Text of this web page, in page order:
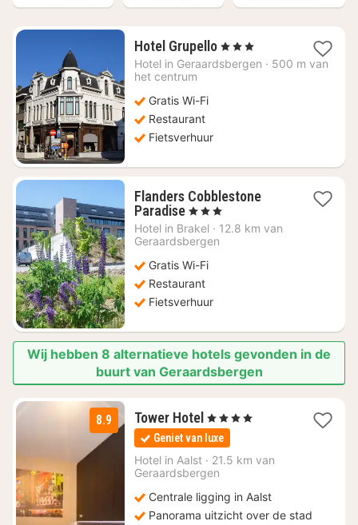
Hotel Grupello1
nacht
vanaf
, 3 Sterren
Hotel in Geraardsbergen · 500 m van
het centrum
Gratis Wi-Fi
Restaurant
Fietsverhuur
Flanders Cobblestone
Paradise1
nacht
vanaf
135,81
, 3 Sterren
Hotel in Brakel · 12.8 km van
Geraardsbergen
Gratis Wi-Fi
Restaurant
Fietsverhuur
Wij hebben 8 alternatieve hotels gevonden in de
buurt van Geraardsbergen
8.9 Tower Hotel 1
nacht
vanaf
€
100
, 4 Sterren
Geniet van luxe
Hotel in Aalst · 21.5 km van
Geraardsbergen
Centrale ligging in Aalst
Panorama uitzicht over de stad